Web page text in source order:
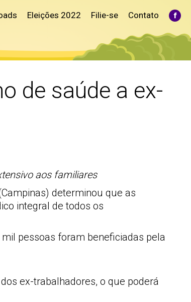
Eleições 2022 Filie-se Contato
de saúde a ex-
aos familiares
determinou que as
integral de todos os
pessoas foram beneficiadas pela
ex-trabalhadores, o que poderá